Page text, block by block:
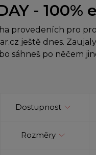
-
provedeních pro
ještě dnes.
sáhneš po něčem
Dostupnost
Rozměry